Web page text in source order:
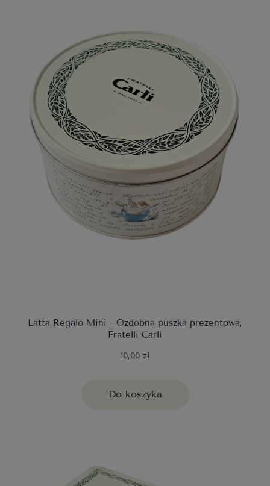
Latta Regalo Mini - Ozdobna puszka prezentowa,
Fratelli Carli
10,00 zł
Do koszyka